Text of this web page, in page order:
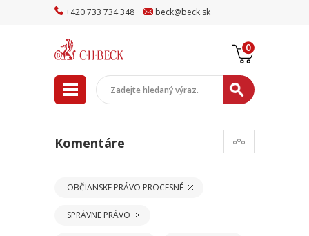
+420733 734348 beck@beck.sk
0
Komentáre
OBČIANSKE PRÁVO PROCESNÉ
SPRÁVNE PRÁVO